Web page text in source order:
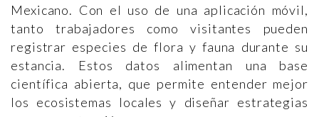
Mexicano. Con el uso de una aplicación móvil,
tanto trabajadores como visitantes pueden
registrar especies de flora y fauna durante su
estancia. Estos datos alimentan una base
científica abierta, que permite entender mejor
los ecosistemas locales y diseñar estrategias